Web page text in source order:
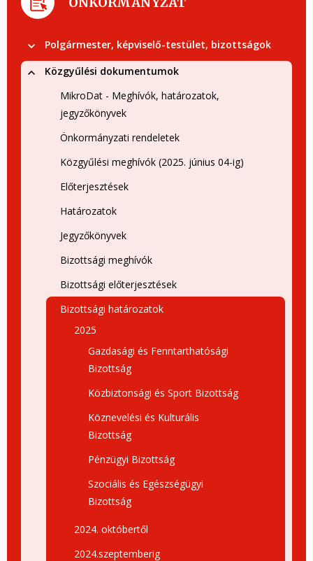
Polgármester, képviselő-testület, bizottságok
Közgyűlési dokumentumok
MikroDat - Meghívók, határozatok,
jegyzőkönyvek
Önkormányzati rendeletek
Közgyűlési meghívók (2025. június 04-ig)
Előterjesztések
Határozatok
Jegyzőkönyvek
Bizottsági meghívók
Bizottsági előterjesztések
Bizottsági határozatok
2025
Gazdasági és Fenntarthatósági
Bizottság
Közbiztonsági és Sport Bizottság
Köznevelési és Kulturális
Bizottság
Pénzügyi Bizottság
Szociális és Egészségügyi
Bizottság
2024. októbertől
2024.szeptemberig